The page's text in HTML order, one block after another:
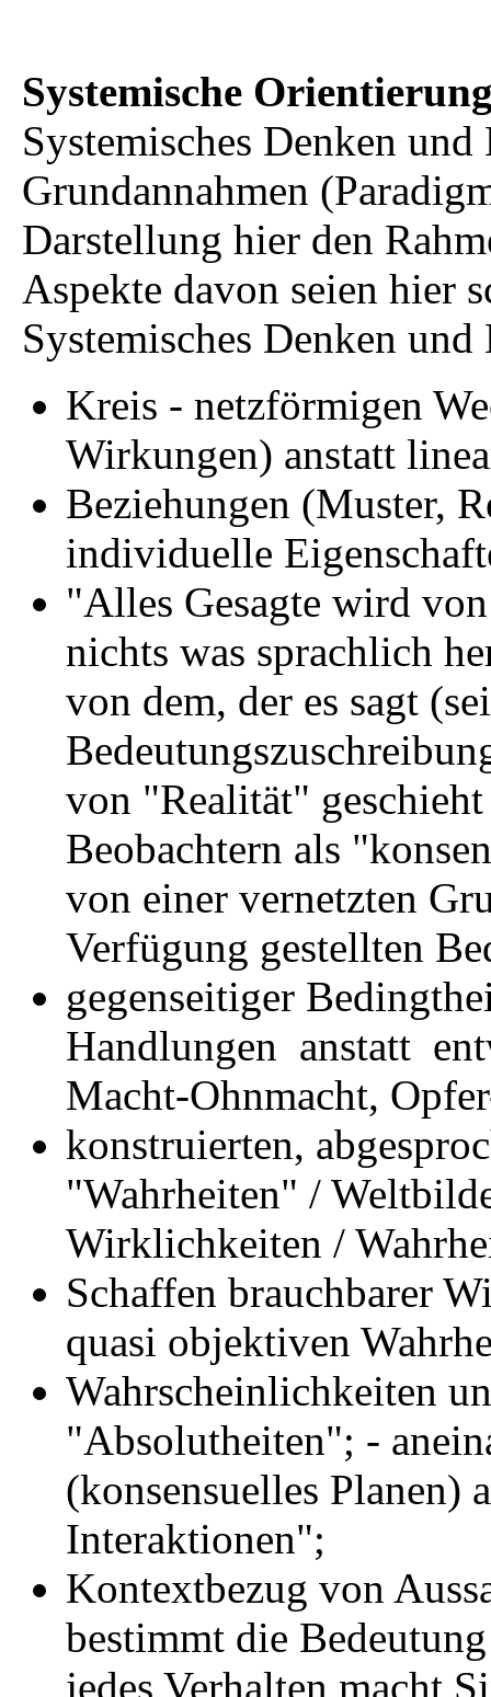
Systemische
Systemisches Denken
Grundannahmen
Darstellung hier den
Aspekte davon seien hier
Systemisches Denken
Kreis - netzförmigen
Wirkungen) anstatt
Beziehungen (Muster,
individuelle
"Alles Gesagte wird
nichts was sprachlich
von dem, der es sagt
von "Realität"
Beobachtern als
von einer vernetzten
Verfügung gestellten
gegenseitiger
Handlungen anstatt
Macht-Ohnmacht,
konstruierten,
"Wahrheiten" /
Wirklichkeiten /
Schaffen brauchbarer
quasi objektiven
Wahrscheinlichkeiten
"Absolutheiten"; -
(konsensuelles Planen)
Interaktionen";
Kontextbezug von
bestimmt die
jedes Verhalten macht